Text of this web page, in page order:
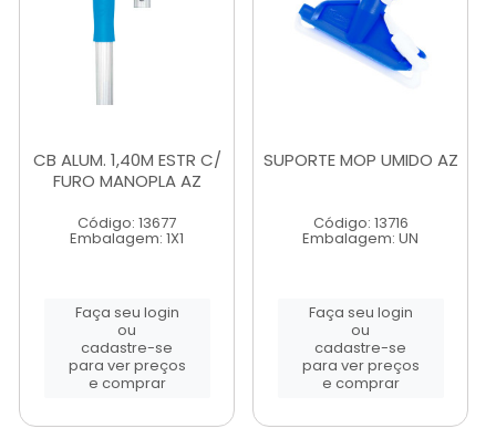
CB ALUM. 1,40M ESTR C/
FURO MANOPLA AZ
Código: 13677
Embalagem: 1X1
Faça seu login
ou
cadastre-se
para ver preços
e comprar
SUPORTE MOP UMIDO AZ
Código: 13716
Embalagem: UN
Faça seu login
ou
cadastre-se
para ver preços
e comprar